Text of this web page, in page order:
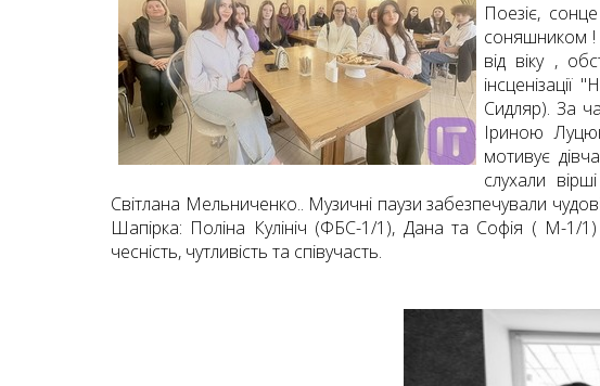
Поезіє,
соняшником !
від віку ,
Сидляр). За
Іриною
мотивує
слухали
Світлана Мельниченко.. Музичні паузи забезпечували
Шапірка: Поліна Кулініч (ФБС-1/1), Дана та Софія ( М-1/
чесність, чутливість та співучасть.